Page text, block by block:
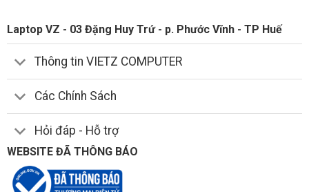
Laptop VZ - 03 Đặng Huy Trứ - p. Phước Vĩnh - TP Huế
Thông tin VIETZ COMPUTER
Các Chính Sách
Hỏi đáp - Hỗ trợ
WEBSITE ĐÃ THÔNG BÁO